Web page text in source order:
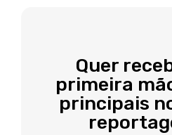
Quer
primeira
principais